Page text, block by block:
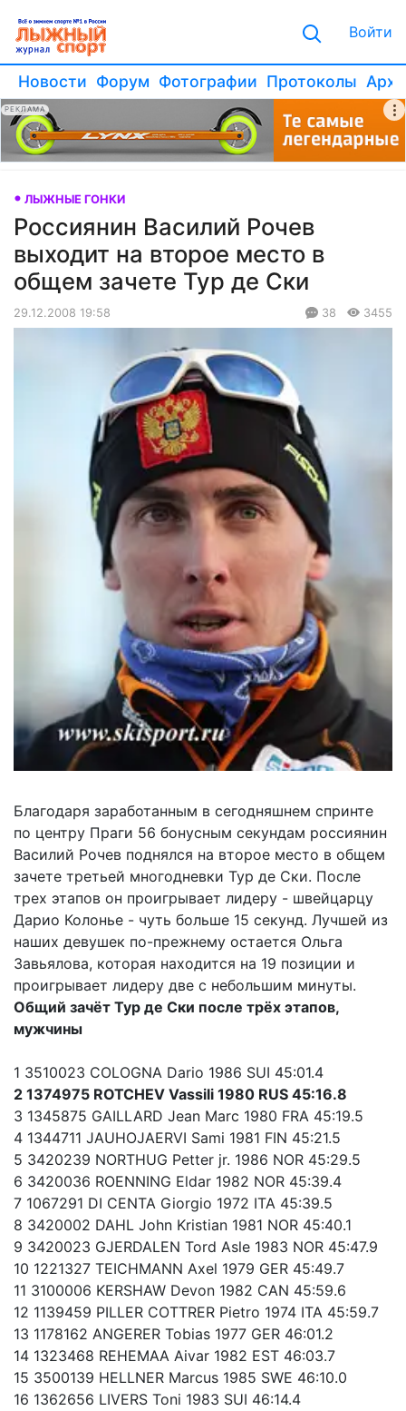
Войти
Новости Форум Фотографии Протоколы
РЕКЛАМА
ЛЫЖНЫЕ ГОНКИ
Россиянин Василий Рочев
выходит на второе место в
общем зачете Тур де Ски
29.12.2008 19:58 38 3455
Благодаря заработанным в сегодняшнем спринте
по центру Праги 56 бонусным секундам россиянин
Василий Рочев поднялся на второе место в общем
зачете третьей многодневки Тур де Ски. После
трех этапов он проигрывает лидеру - швейцарцу
Дарио Колонье - чуть больше 15 секунд. Лучшей из
наших девушек по-прежнему остается Ольга
Завьялова, которая находится на 19 позиции и
проигрывает лидеру две с небольшим минуты.
Общий зачёт Тур де Ски после трёх этапов,
мужчины
1 3510023 COLOGNA Dario 1986 SUI 45:01.4
2 1374975 ROTCHEV Vassili 1980 RUS 45:16.8
3 1345875 GAILLARD Jean Marc 1980 FRA 45:19.5
4 1344711 JAUHOJAERVI Sami 1981 FIN 45:21.5
5 3420239 NORTHUG Petter jr. 1986 NOR 45:29.5
6 3420036 ROENNING Eldar 1982 NOR 45:39.4
7 1067291 DI CENTA Giorgio 1972 ITA 45:39.5
8 3420002 DAHL John Kristian 1981 NOR 45:40.1
9 3420023 GJERDALEN Tord Asle 1983 NOR 45:47.9
10 1221327 TEICHMANN Axel 1979 GER 45:49.7
11 3100006 KERSHAW Devon 1982 CAN 45:59.6
12 1139459 PILLER COTTRER Pietro 1974 ITA 45:59.7
13 1178162 ANGERER Tobias 1977 GER 46:01.2
14 1323468 REHEMAA Aivar 1982 EST 46:03.7
15 3500139 HELLNER Marcus 1985 SWE 46:10.0
16 1362656 LIVERS Toni 1983 SUI 46:14.4